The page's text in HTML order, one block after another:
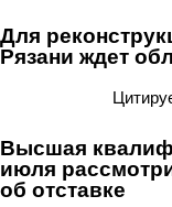
Для
Рязани ждет
Высшая
июля
об отставке